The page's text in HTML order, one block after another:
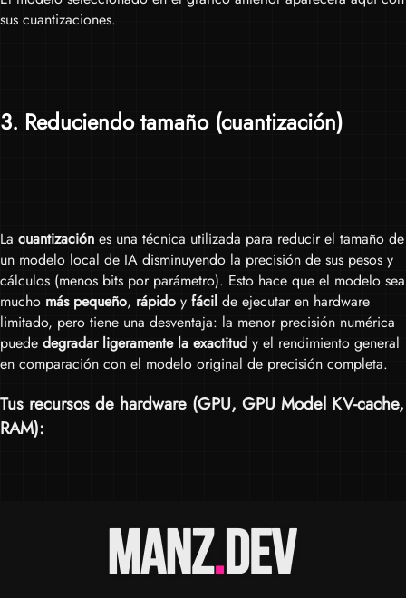
sus cuantizaciones.
3. Reduciendo tamaño (cuantización)
La cuantización es una técnica utilizada para reducir el tamaño de
un modelo local de IA disminuyendo la precisión de sus pesos y
cálculos (menos bits por parámetro). Esto hace que el modelo sea
mucho más pequeño, rápido y fácil de ejecutar en hardware
limitado, pero tiene una desventaja: la menor precisión numérica
puede degradar ligeramente la exactitud y el rendimiento general
en comparación con el modelo original de precisión completa.
Tus recursos de hardware (GPU, GPU Model KV-cache,
RAM):